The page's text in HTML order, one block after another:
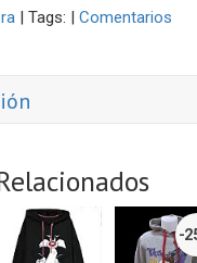
Tags: Comentarios
-